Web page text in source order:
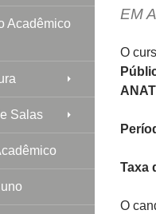
EM
O
Taxa
O
Acadêmico
Salas